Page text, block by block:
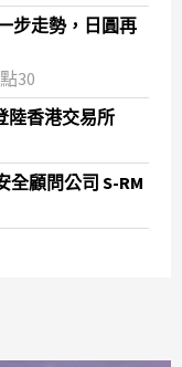
步走勢，日圓再
30
陸香港交易所
全顧問公司 S-RM